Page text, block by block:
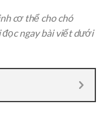
cơ thể cho chó
đọc ngay bài viết dưới